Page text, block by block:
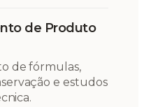
de Produto
de fórmulas,
e estudos